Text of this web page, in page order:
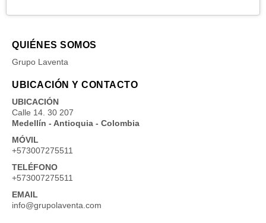
QUIÉNES SOMOS
Grupo Laventa
UBICACIÓN Y CONTACTO
UBICACIÓN
Calle 14. 30 207
Medellín - Antioquia - Colombia
MÓVIL
+573007275511
TELÉFONO
+573007275511
EMAIL
info@grupolaventa.com